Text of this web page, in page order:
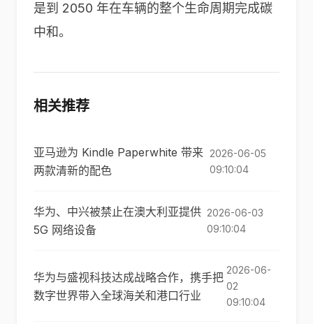
是到 2050 年在车辆的整个生命周期完成碳
中和。
相关推荐
亚马逊为 Kindle Paperwhite 带来
两款清新的配色
2026-06-05
09:10:04
华为、中兴被禁止在澳大利亚提供
5G 网络设备
2026-06-03
09:10:04
华为与盛视科技达成战略合作，携手把
数字世界带入全球海关和港口行业
2026-06-
02
09:10:04